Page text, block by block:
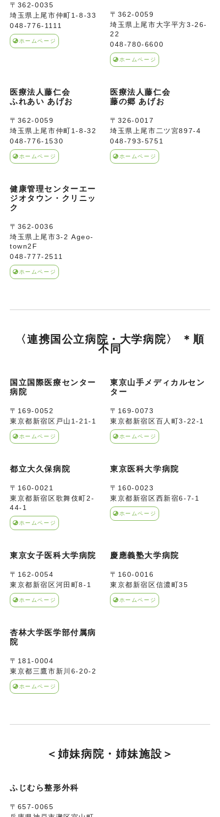
〒362-0035
埼玉県上尾市仲町1-8-33
048-776-1111
ホームページ
〒362-0059
埼玉県上尾市大字平方3-26-
22
048-780-6600
ホームページ
医療法人藤仁会
ふれあい あげお
〒362-0059
埼玉県上尾市仲町1-8-32
048-776-1530
ホームページ
医療法人藤仁会
藤の郷 あげお
〒326-0017
埼玉県上尾市二ツ宮897-4
048-793-5751
ホームページ
健康管理センターエー
ジオタウン・クリニッ
ク
〒362-0036
埼玉県上尾市3-2 Ageo-
town2F
048-777-2511
ホームページ
〈連携国公立病院・大学病院〉 ＊順
不同
国立国際医療センター
病院
〒169-0052
東京都新宿区戸山1-21-1
ホームページ
東京山手メディカルセン
ター
〒169-0073
東京都新宿区百人町3-22-1
ホームページ
都立大久保病院
〒160-0021
東京都新宿区歌舞伎町2-
44-1
ホームページ
東京医科大学病院
〒160-0023
東京都新宿区西新宿6-7-1
ホームページ
東京女子医科大学病院
〒162-0054
東京都新宿区河田町8-1
ホームページ
慶應義塾大学病院
〒160-0016
東京都新宿区信濃町35
ホームページ
杏林大学医学部付属病
院
〒181-0004
東京都三鷹市新川6-20-2
ホームページ
＜姉妹病院・姉妹施設＞
ふじむら整形外科
〒657-0065